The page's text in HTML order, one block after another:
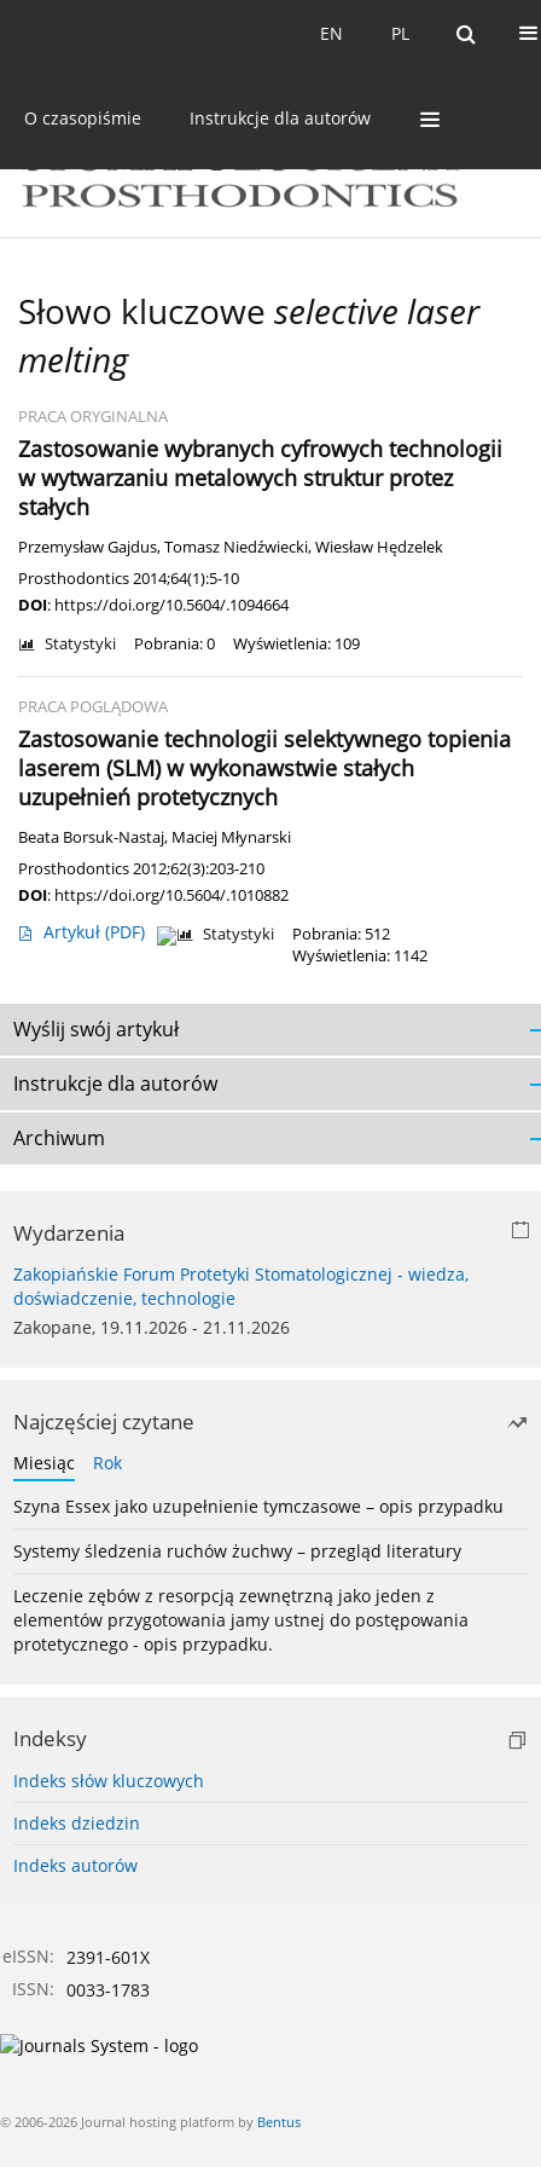
PL
EN PL
EN
O czasopiśmie Instrukcje dla autorów
Słowo kluczowe selective laser
melting
PRACA ORYGINALNA
Zastosowanie wybranych cyfrowych technologii
w wytwarzaniu metalowych struktur protez
stałych
Przemysław Gajdus,Tomasz Niedźwiecki,Wiesław Hędzelek
Prosthodontics 2014;64(1):5-10
DOI: https://doi.org/10.5604/.1094664
Statystyki Pobrania: 0 Wyświetlenia: 109
PRACA POGLĄDOWA
Zastosowanie technologii selektywnego topienia
laserem (SLM) w wykonawstwie stałych
uzupełnień protetycznych
Beata Borsuk-Nastaj, Maciej Młynarski
Prosthodontics 2012;62(3):203-210
DOI: https://doi.org/10.5604/.1010882
Artykuł (PDF) Statystyki
Pobrania: 512
Wyświetlenia: 1142
Wyślij swój artykuł
Instrukcje dla autorów
Archiwum
Wydarzenia
Zakopiańskie Forum Protetyki Stomatologicznej - wiedza,
doświadczenie, technologie
Zakopane, 19.11.2026 - 21.11.2026
Najczęściej czytane
Miesiąc
Rok
Szyna Essex jako uzupełnienie tymczasowe – opis przypadku
Systemy śledzenia ruchów żuchwy – przegląd literatury
Leczenie zębów z resorpcją zewnętrzną jako jeden z
elementów przygotowania jamy ustnej do postępowania
protetycznego - opis przypadku.
Indeksy
Indeks słów kluczowych
Indeks dziedzin
Indeks autorów
eISSN: 2391-601X
ISSN: 0033-1783
© 2006-2026 Journal hosting platform by Bentus